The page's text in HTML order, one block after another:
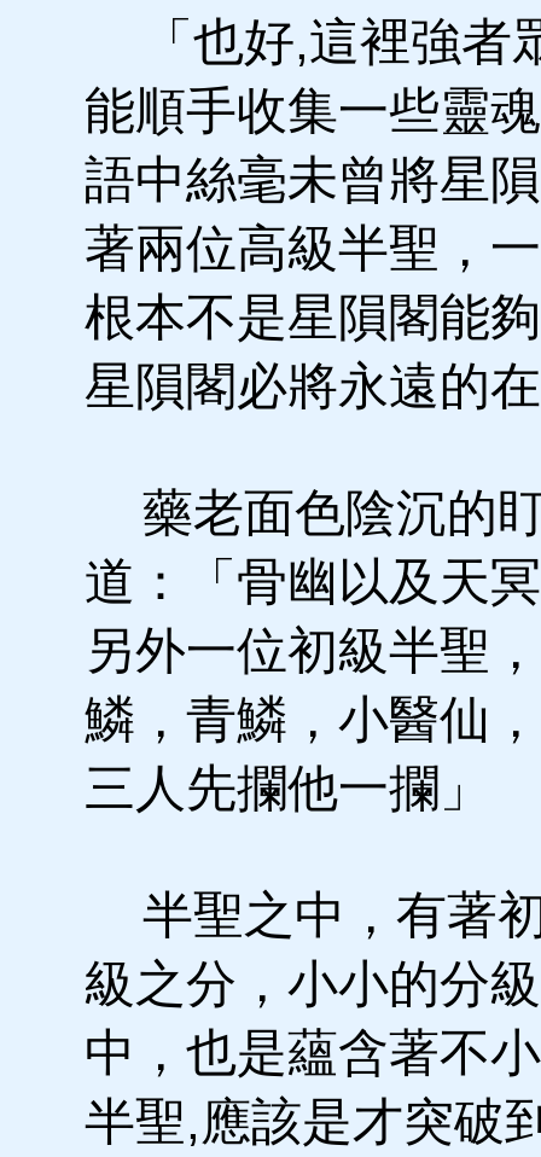
「也好,這裡強者
能順手收集一些靈
語中絲毫未曾將星
著兩位高級半聖，
根本不是星隕閣能
星隕閣必將永遠的
藥老面色陰沉的
道：「骨幽以及天
另外一位初級半聖
鱗，青鱗，小醫仙
三人先攔他一攔」
半聖之中，有著
級之分，小小的分
中，也是蘊含著不
半聖,應該是才突破